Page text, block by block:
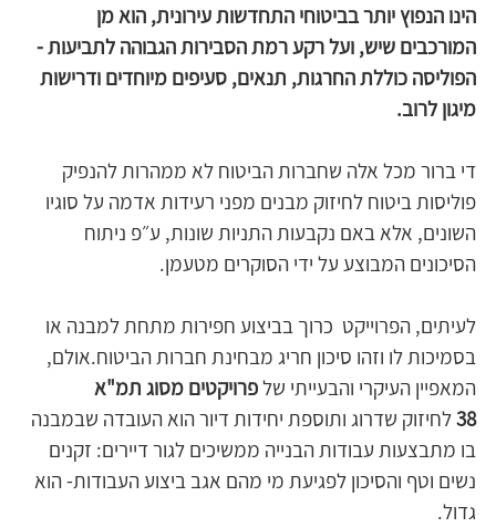
הינו הנפוץ יותר בביטוחי התחדשות עירונית, הוא מן
המורכבים שיש, ועל רקע רמת הסבירות הגבוהה לתביעות -
הפוליסה כוללת החרגות, תנאים, סעיפים מיוחדים ודרישות
מיגון לרוב.
די ברור מכל אלה שחברות הביטוח לא ממהרות להנפיק
פוליסות ביטוח לחיזוק מבנים מפני רעידות אדמה על סוגיו
השונים, אלא באם נקבעות התניות שונות, ע״פ ניתוח
הסיכונים המבוצע על ידי הסוקרים מטעמן.
לעיתים, הפרוייקט  כרוך בביצוע חפירות מתחת למבנה או
בסמיכות לו וזהו סיכון חריג מבחינת חברות הביטוח.אולם,
המאפיין העיקרי והבעייתי של פרויקטים מסוג תמ"א
38 לחיזוק שדרוג ותוספת יחידות דיור הוא העובדה שבמבנה
בו מתבצעות עבודות הבנייה ממשיכים לגור דיירים: זקנים
נשים וטף והסיכון לפגיעת מי מהם אגב ביצוע העבודות- הוא
גדול.